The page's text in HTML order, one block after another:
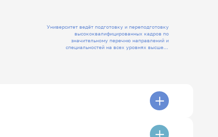
Университет ведёт подготовку и переподготовку
высококвалифицированных кадров по
значительному перечню направлений и
специальностей на всех уровнях высшего